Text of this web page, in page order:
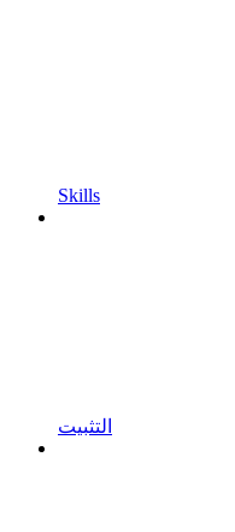
Skills
التثبيت